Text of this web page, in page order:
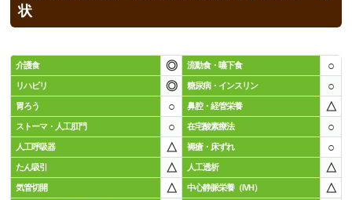
状
介護食 ◎ 流動食・嚥下食 ○
リハビリ ◎ 糖尿病・インスリン ○
胃ろう ○ 鼻腔・経管栄養 △
ストーマ・人工肛門 ○ 在宅酸素療法 ○
人工呼吸器 △ 褥瘡・床ずれ ○
たん吸引 △ 人工透析 △
気管切開 △ 中心静脈栄養（IVH） △